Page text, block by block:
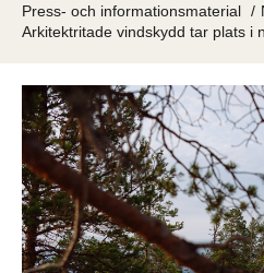
Press- och informationsmaterial
Arkitektritade vindskydd tar plats i